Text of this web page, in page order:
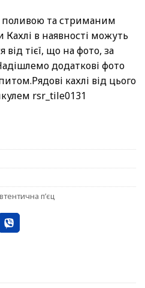
поливою та стриманим
Кахлі в наявності можуть
від тієї, що на фото, за
додаткові фото
кахлі від цього
rsr_tile0131
пʼєц